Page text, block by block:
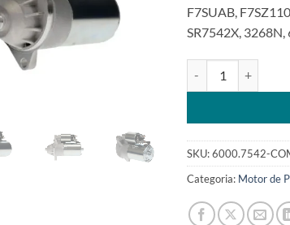
F7SUAB,
SR7542X,
SKU:6000.7542-
Categoria: Motor de